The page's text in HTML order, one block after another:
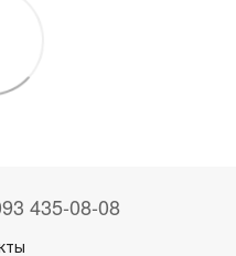
435-08-08